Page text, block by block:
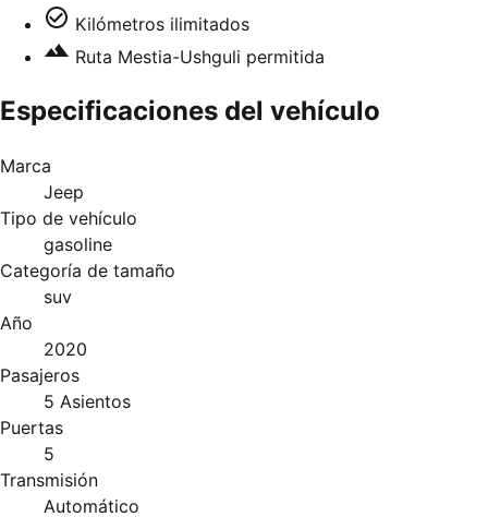
Kilómetros ilimitados
Ruta Mestia-Ushguli permitida
Especificaciones del vehículo
Marca
Jeep
Tipo de vehículo
gasoline
Categoría de tamaño
suv
Año
2020
Pasajeros
5 Asientos
Puertas
5
Transmisión
Automático